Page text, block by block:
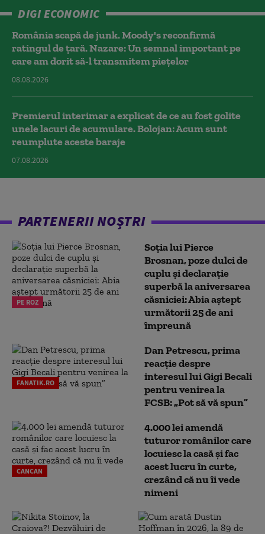
DIGI ECONOMIC
România scapă de junk. Moody's reconfirmă
ratingul de țară. Nazare: Un semnal important pe
care am dorit să-l transmitem piețelor
08.08.2026
Premierul interimar a explicat de ce au fost golite
unele lacuri de acumulare. Bolojan: Acum sunt
reumplute aceste baraje
07.08.2026
PARTENERII NOȘTRI
PE ROZ
Soția lui Pierce
Brosnan, poze dulci de
cuplu și declarație
superbă la aniversarea
căsniciei: Abia aștept
următorii 25 de ani
împreună
FANATIK.RO
Dan Petrescu, prima
reacție despre
interesul lui Gigi Becali
pentru venirea la
FCSB: „Pot să vă spun”
CANCAN
4.000 lei amendă
tuturor românilor care
locuiesc la casă și fac
acest lucru în curte,
crezând că nu îi vede
nimeni